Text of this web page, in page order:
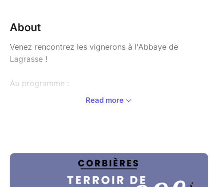
About
Venez rencontrez les vignerons à l'Abbaye de
Lagrasse !
Au programme :
Read more